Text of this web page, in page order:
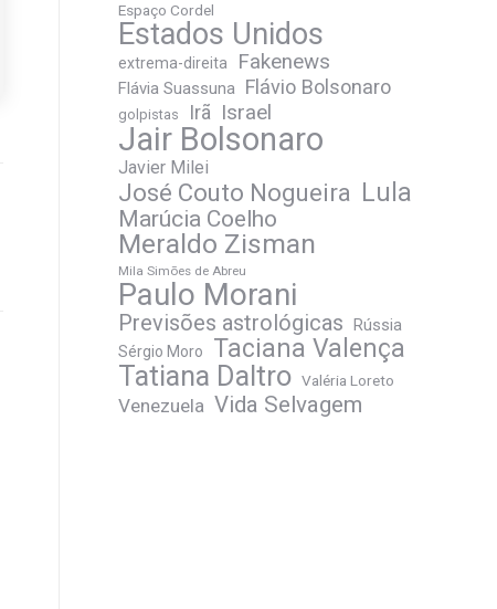
Espaço Cordel
Estados Unidos
extrema-direita Fakenews
Flávia Suassuna Flávio Bolsonaro
golpistas Irã Israel
Jair Bolsonaro
Javier Milei
José Couto Nogueira Lula
Marúcia Coelho
Meraldo Zisman
Mila Simões de Abreu
Paulo Morani
Previsões astrológicas Rússia
Sérgio Moro Taciana Valença
Tatiana Daltro Valéria Loreto
Venezuela Vida Selvagem